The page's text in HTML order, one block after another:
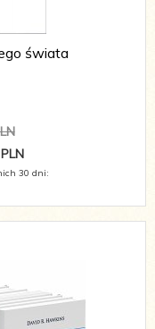
świata
30 dni: